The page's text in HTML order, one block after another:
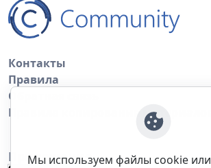
Контакты
Правила
Обратная связь
Правила копирования материалов
Приложение
Мы используем файлы cookie или